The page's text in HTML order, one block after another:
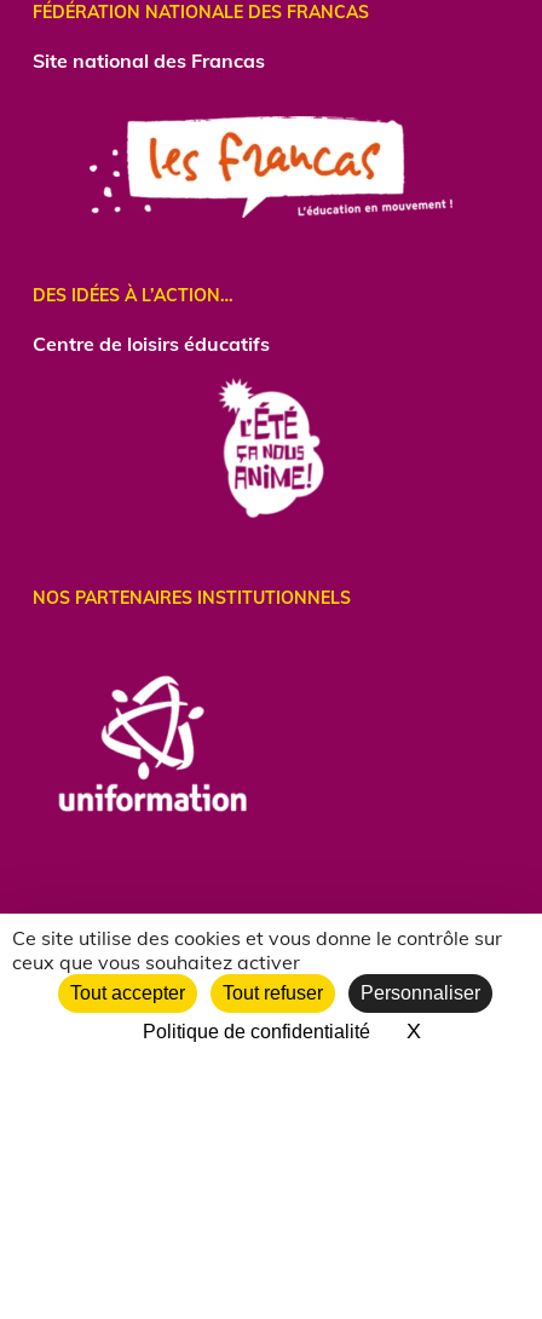
Ce site utilise des cookies et vous donne le contrôle sur
ceux que vous souhaitez activer
Tout accepter Tout refuser
Personnaliser
Politique de confidentialité
XMasquer le
FÉDÉRATION NATIONALE DES FRANCAS
Site national des Francas
DES IDÉES À L’ACTION…
Centrede loisirs éducatifs
NOS PARTENAIRES INSTITUTIONNELS
NOS PARTENAIRES ASSOCIATIFS